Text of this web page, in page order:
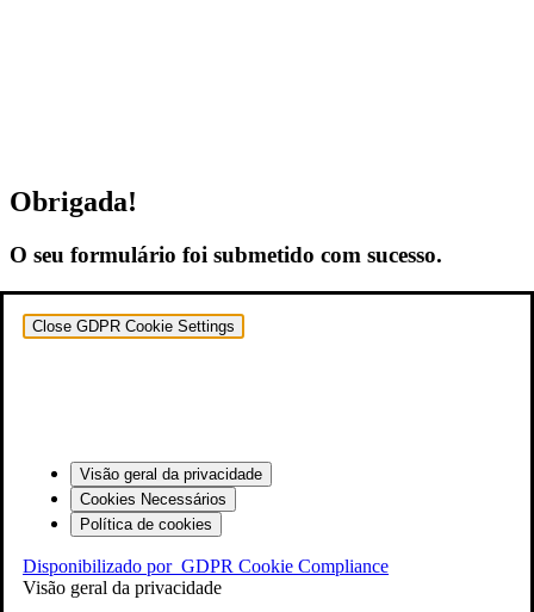
Obrigada!
O seu formulário foi submetido com sucesso.
Close GDPR Cookie Settings
Visão geral da privacidade
Cookies Necessários
Política de cookies
Disponibilizado por GDPR Cookie Compliance
Visão geral da privacidade